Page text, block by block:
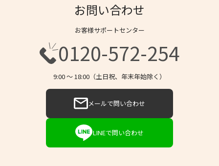
お問い合わせ
お客様サポートセンター
0120-572-254
9:00 〜 18:00（土日祝、年末年始除く）
メールで問い合わせ
LINEで問い合わせ